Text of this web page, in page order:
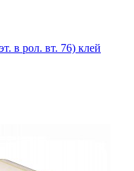
в рол. вт. 76) клей